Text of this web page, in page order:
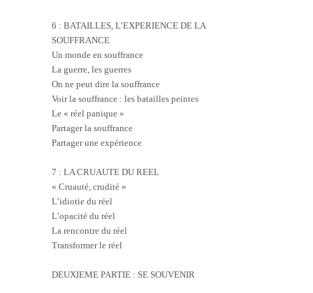
6 : BATAILLES, L’EXPERIENCE DE LA
SOUFFRANCE
Un monde en souffrance
La guerre, les guerres
On ne peut dire la souffrance
Voir la souffrance : les batailles peintes
Le « réel panique »
Partager la souffrance
Partager une expérience
7 : LA CRUAUTE DU REEL
« Cruauté, crudité »
L’idiotie du réel
L’opacité du réel
La rencontre du réel
Transformer le réel
DEUXIEME PARTIE : SE SOUVENIR